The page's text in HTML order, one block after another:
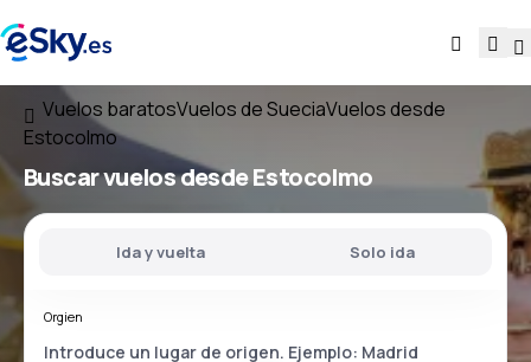
Vuelos baratosVuelos de SueciaVuelos desde
Estocolmo
Buscar vuelosdesde Estocolmo
Ida y vuelta Solo ida
Orgien